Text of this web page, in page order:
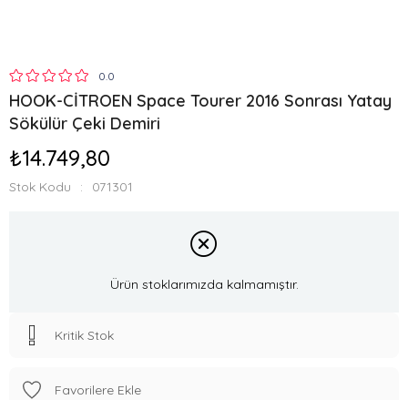
0.0
HOOK-CİTROEN Space Tourer 2016 Sonrası Yatay
Sökülür Çeki Demiri
₺14.749,80
Stok Kodu 071301
Ürün stoklarımızda kalmamıştır.
Kritik Stok
Favorilere Ekle